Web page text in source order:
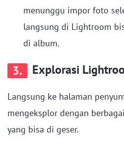
menunggu impor foto
langsung di Lightroom
di album.
3. Explorasi
Langsung ke halaman
mengeksplor dengan
yang bisa di geser.